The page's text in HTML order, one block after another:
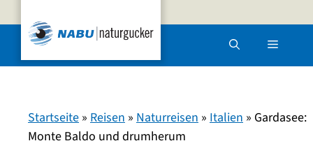
Inhalt
springen
Menü
Startseite » Reisen » Naturreisen » Italien » Gardasee:
Monte Baldo und drumherum